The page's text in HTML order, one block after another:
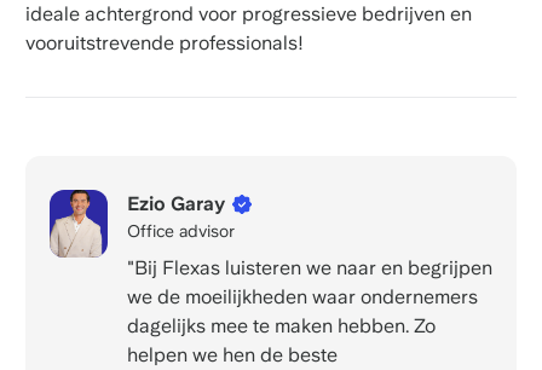
ideale achtergrond voor progressieve bedrijven en
vooruitstrevende professionals!
Ezio Garay
Office advisor
"Bij Flexas luisteren we naar en begrijpen
we de moeilijkheden waar ondernemers
dagelijks mee te maken hebben. Zo
helpen we hen de beste